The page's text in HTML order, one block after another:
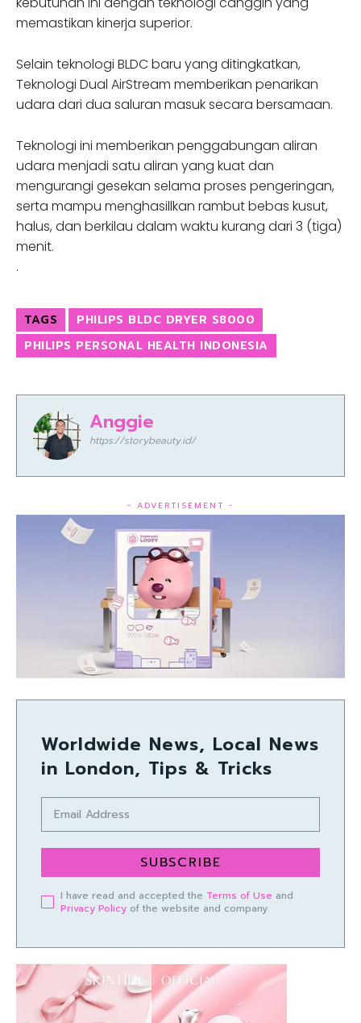
memastikan kinerja superior.
Selain teknologi BLDC baru yang ditingkatkan,
Teknologi Dual AirStream memberikan penarikan
udara dari dua saluran masuk secara bersamaan.
Teknologi ini memberikan penggabungan aliran
udara menjadi satu aliran yang kuat dan
mengurangi gesekan selama proses pengeringan,
serta mampu menghasillkan rambut bebas kusut,
halus, dan berkilau dalam waktu kurang dari 3 (tiga)
menit.
.
TAGS
PHILIPS BLDC DRYER S8000
PHILIPS PERSONAL HEALTH INDONESIA
Anggie
https://storybeauty.id/
- ADVERTISEMENT -
Worldwide News, Local News
in London, Tips & Tricks
SUBSCRIBE
I have read and accepted the Terms of Use and
Privacy Policy of the website and company.